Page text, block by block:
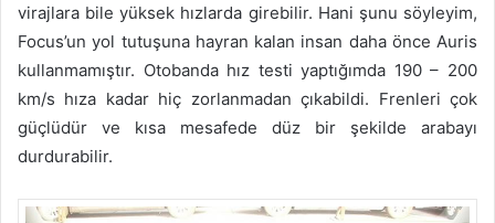
virajlara bile yüksek hızlarda girebilir. Hani şunu söyleyim,
Focus’un yol tutuşuna hayran kalan insan daha önce Auris
kullanmamıştır. Otobanda hız testi yaptığımda 190 – 200
km/s hıza kadar hiç zorlanmadan çıkabildi. Frenleri çok
güçlüdür ve kısa mesafede düz bir şekilde arabayı
durdurabilir.